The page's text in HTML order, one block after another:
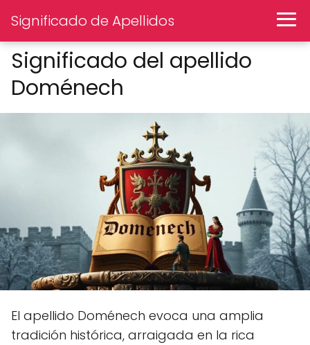
Significado de Apellidos
Significado del apellido
Doménech
El apellido Doménech evoca una amplia
tradición histórica, arraigada en la rica